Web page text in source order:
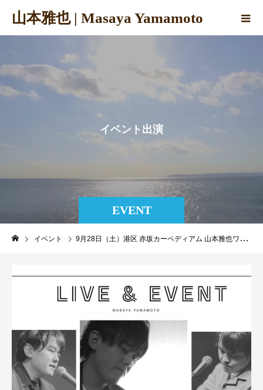
山本雅也 | Masaya Yamamoto
EVENT
イベン ト 出演
イベント 9月28日（土）港区 赤坂カーペディアム 山本雅也ワンマンライブ